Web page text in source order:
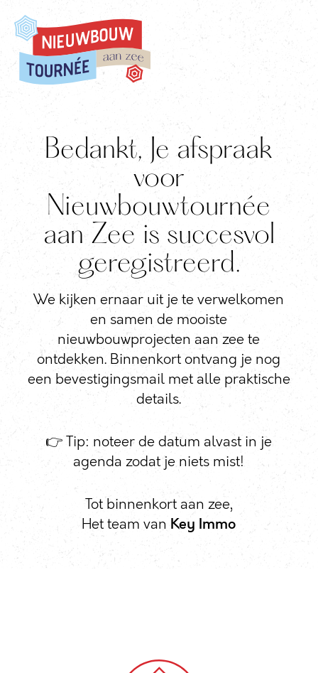
Bedankt, Je afspraak
voor
Nieuwbouwtournée
aan Zee is succesvol
geregistreerd.
We kijken ernaar uit je te verwelkomen
en samen de mooiste
nieuwbouwprojecten aan zee te
ontdekken. Binnenkort ontvang je nog
een bevestigingsmail met alle praktische
details.
👉 Tip: noteer de datum alvast in je
agenda zodat je niets mist!
Tot binnenkort aan zee,
Het team van Key Immo